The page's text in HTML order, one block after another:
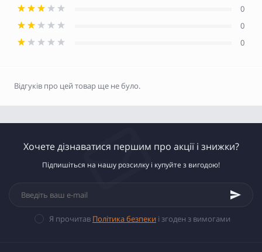
0
0
0
Відгуків про цей товар ще не було.
Хочете дізнаватися першим про акції і знижки?
Підпишіться на нашу розсилку і купуйте з вигодою!
Я прочитав Політика безпеки і згоден з вимогами